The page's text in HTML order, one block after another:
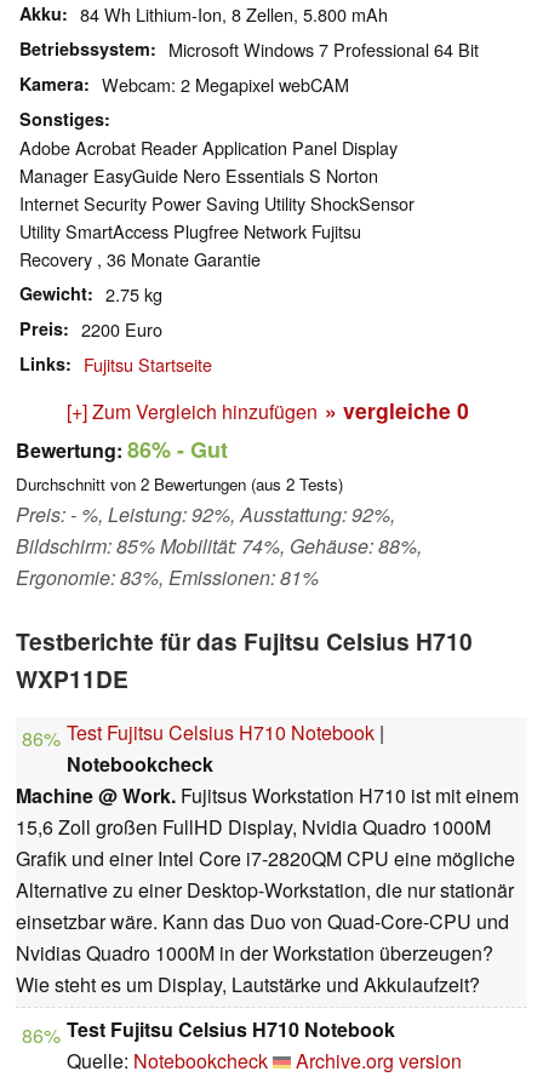
Akku 84 Wh Lithium-Ion, 8 Zellen, 5.800 mAh
Betriebssystem Microsoft Windows 7 Professional 64 Bit
Kamera Webcam: 2 Megapixel webCAM
Sonstiges
Adobe Acrobat Reader Application Panel Display
Manager EasyGuide Nero Essentials S Norton
Internet Security Power Saving Utility ShockSensor
Utility SmartAccess Plugfree Network Fujitsu
Recovery , 36 Monate Garantie
Gewicht 2.75 kg
Preis 2200 Euro
Links Fujitsu Startseite
[+] Zum Vergleich hinzufügen » vergleiche 0
Bewertung: 86%- Gut
Durchschnitt von 2 Bewertungen (aus 2 Tests)
Preis: - %, Leistung: 92%, Ausstattung: 92%,
Bildschirm: 85% Mobilität: 74%, Gehäuse: 88%,
Ergonomie: 83%, Emissionen: 81%
Testberichte für das Fujitsu Celsius H710
WXP11DE
86% Test Fujitsu Celsius H710 Notebook |
Notebookcheck
Machine @ Work. Fujitsus Workstation H710 ist mit einem
15,6 Zoll großen FullHD Display, Nvidia Quadro 1000M
Grafik und einer Intel Core i7-2820QM CPU eine mögliche
Alternative zu einer Desktop-Workstation, die nur stationär
einsetzbar wäre. Kann das Duo von Quad-Core-CPU und
Nvidias Quadro 1000M in der Workstation überzeugen?
Wie steht es um Display, Lautstärke und Akkulaufzeit?
86% Test Fujitsu Celsius H710 Notebook
Quelle: Notebookcheck
Archive.org version